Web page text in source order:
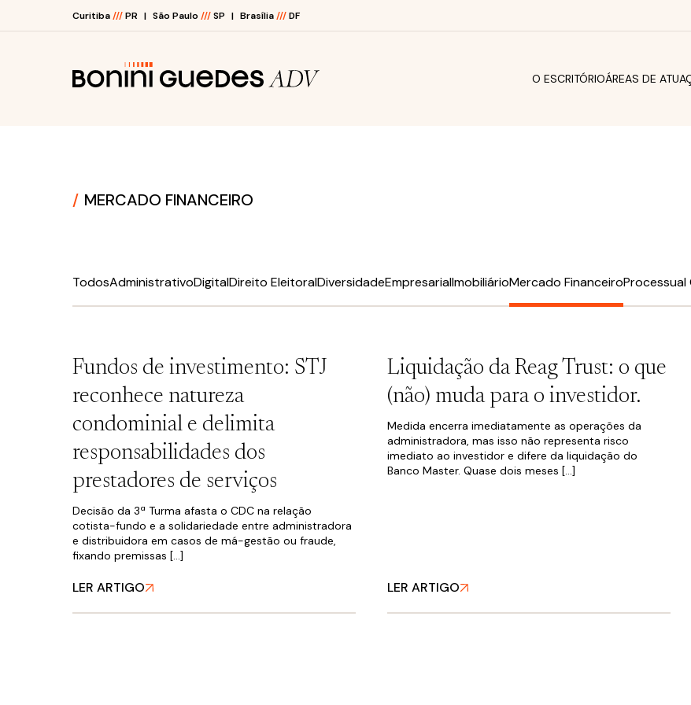
Curitiba///PR São Paulo ///SP Brasília///DF
O ESCRITÓRIOÁREAS DE
BLOG
FALE CONOSCO
Política de Privacidade
MERCADO FINANCEIRO
TodosAdministrativoDigitalDireito EleitoralDiversidadeEmpresarialImobiliárioMercado FinanceiroProcessual
Fundos de investimento: STJ
reconhece natureza
condominial e delimita
responsabilidades dos
prestadores de serviços
Decisão da 3ª Turma afasta o CDC na relação
cotista-fundo e a solidariedade entre administradora
e distribuidora em casos de má-gestão ou fraude,
fixando premissas […]
LER ARTIGO
Liquidação da Reag Trust: o que
(não) muda para o investidor.
Medida encerra imediatamente as operações da
administradora, mas isso não representa risco
imediato ao investidor e difere da liquidação do
Banco Master. Quase dois meses […]
LER ARTIGO